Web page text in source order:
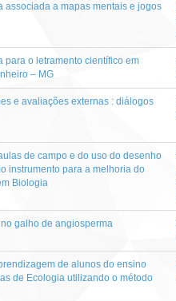
associada a mapas mentais e jogos
para o letramento científico em
– MG
e avaliações externas : diálogos
de campo e do uso do desenho
instrumento para a melhoria do
Biologia
galho de angiosperma
de alunos do ensino
de Ecologia utilizando o método